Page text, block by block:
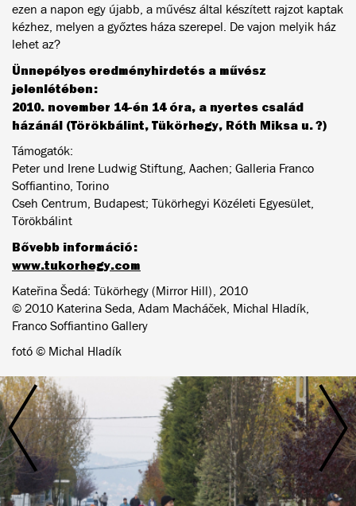
ezen a napon egy újabb, a művész által készített rajzot kaptak
kézhez, melyen a győztes háza szerepel. De vajon melyik ház
lehet az?
Ünnepélyes eredményhirdetés a művész
jelenlétében:
2010. november 14-én 14 óra, a nyertes család
házánál (Törökbálint, Tükörhegy, Róth Miksa u. ?)
Támogatók:
Peter und Irene Ludwig Stiftung, Aachen; Galleria Franco
Soffiantino, Torino
Cseh Centrum, Budapest; Tükörhegyi Közéleti Egyesület,
Törökbálint
Bővebb információ:
www.tukorhegy.com
Kateřina Šedá: Tükörhegy (Mirror Hill), 2010
© 2010 Katerina Seda, Adam Macháček, Michal Hladík,
Franco Soffiantino Gallery
fotó © Michal Hladík